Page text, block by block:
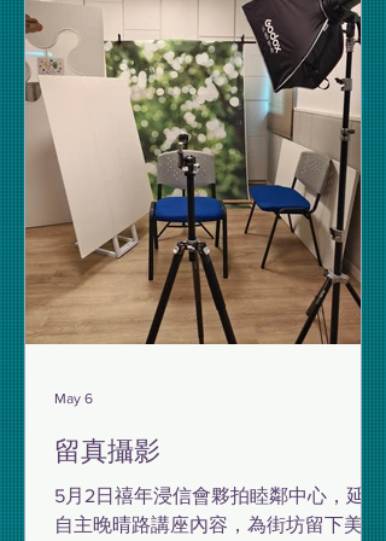
留真攝影
5月2日禧年浸信會夥拍睦鄰中心，延續
自主晚晴路講座內容，為街坊留下美好
May 6